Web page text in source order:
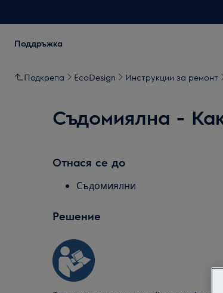
Поддръжка
Подкрепа EcoDesign Инструкции за ремонт
Съдомиялна -
Отнася се до
Съдомиялни
Решение